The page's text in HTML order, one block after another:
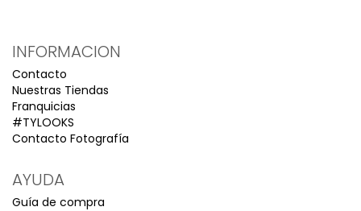
INFORMACION
Contacto
Nuestras Tiendas
Franquicias
#TYLOOKS
Contacto Fotografía
AYUDA
Guía de compra